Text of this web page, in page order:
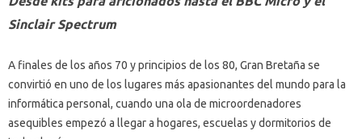
Sinclair Spectrum
A finales de los años 70 y principios de los 80, Gran Bretaña se
convirtió en uno de los lugares más apasionantes del mundo para la
informática personal, cuando una ola de microordenadores
asequibles empezó a llegar a hogares, escuelas y dormitorios de